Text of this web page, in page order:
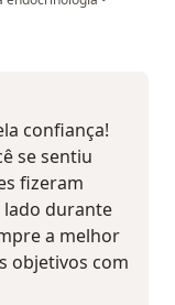
confiança!
se sentiu
fizeram
lado durante
a melhor
objetivos com